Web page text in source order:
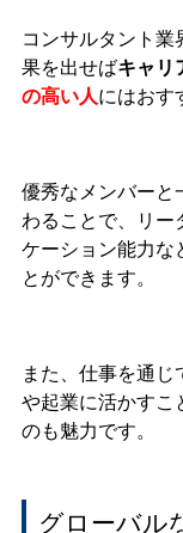
コンサルタント
果を出せばキャリ
の高い人にはおす
優秀なメンバーと
わることで、リー
ケーション能力な
とができます。
また、仕事を通
や起業に活かすこ
のも魅力です。
グローバル